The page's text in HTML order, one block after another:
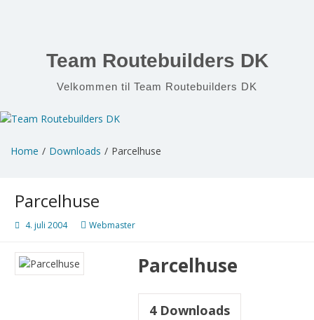
Team Routebuilders DK
Velkommen til Team Routebuilders DK
Home Downloads Parcelhuse
Parcelhuse
4. juli 2004 Webmaster
Parcelhuse
4Downloads